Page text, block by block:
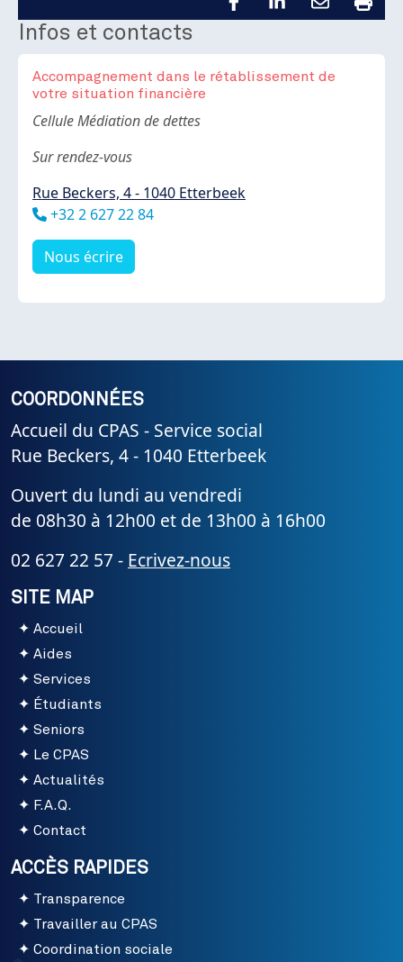
Infos et contacts
Accompagnement dans le rétablissement de
votre situation financière
Body
Cellule Médiation de dettes
Sur rendez-vous
Rue Beckers, 4 - 1040 Etterbeek
Téléphone
+32 2 627 22 84
Nous écrire
COORDONNÉES
Accueil du CPAS - Service social
Rue Beckers, 4 - 1040 Etterbeek
Ouvert du lundi au vendredi
de 08h30 à 12h00 et de 13h00 à 16h00
02 627 22 57 - Ecrivez-nous
SITE MAP
Accueil
Aides
Services
Étudiants
Seniors
Le CPAS
Actualités
F.A.Q.
Contact
ACCÈS RAPIDES
Transparence
Travailler au CPAS
Coordination sociale